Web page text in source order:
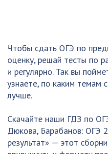
Чтобы сдать ОГЭ по
оценку, решай тесты по
и регулярно. Так вы
узнаете, по каким темам
лучше.
Скачайте наши ГДЗ по
Дюкова, Барабанов: ОГЭ
результат» — этот